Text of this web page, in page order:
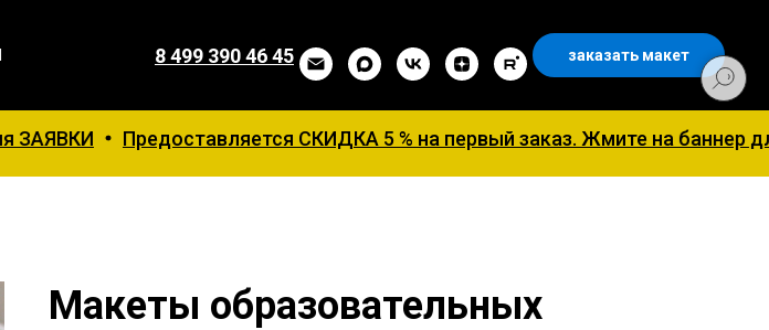
Предоставляется СКИДКА 5 % на первый заказ. Жмите на баннер для
8 499 390 46 45 заказать макет
Макеты образовательных